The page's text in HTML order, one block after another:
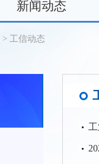
新闻动态
> 工信动态